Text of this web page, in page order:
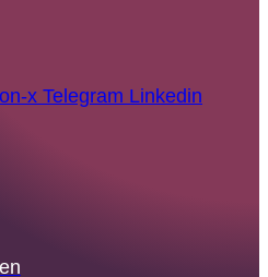
x Telegram Linkedin